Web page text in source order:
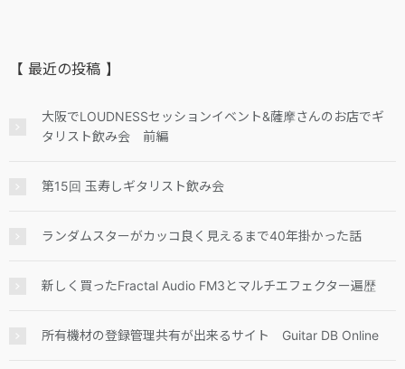
【 最近の投稿 】
大阪でLOUDNESSセッションイベント&薩摩さんのお店でギ
タリスト飲み会 前編
第15回 玉寿しギタリスト飲み会
ランダムスターがカッコ良く見えるまで40年掛かった話
新しく買ったFractal Audio FM3とマルチエフェクター遍歴
所有機材の登録管理共有が出来るサイト Guitar DB Online